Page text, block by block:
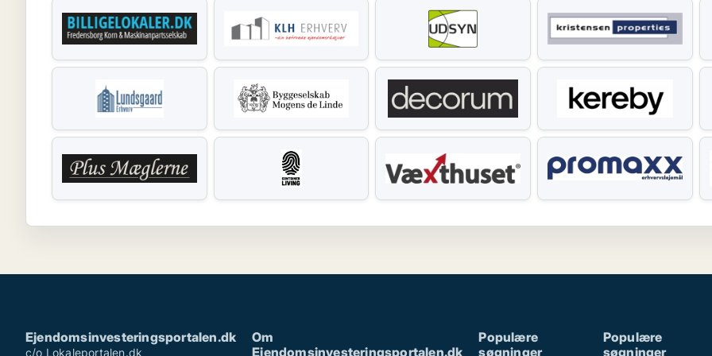
Ejendomsinvesteringsportalen.dk
c/o Lokaleportalen.dk
Om
Ejendomsinvesteringsportalen.dk
Populære
søgninger
Populære
søgninger